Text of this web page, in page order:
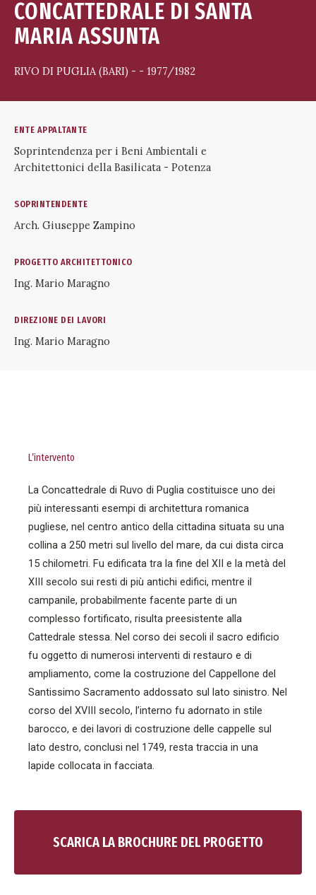
CONCATTEDRALE DI SANTA
MARIA ASSUNTA
RIVO DI PUGLIA (BARI) - - 1977/1982
ENTE APPALTANTE
Soprintendenza per i Beni Ambientali e
Architettonici della Basilicata - Potenza
SOPRINTENDENTE
Arch. Giuseppe Zampino
PROGETTO ARCHITETTONICO
Ing. Mario Maragno
DIREZIONE DEI LAVORI
Ing. Mario Maragno
L’intervento
La Concattedrale di Ruvo di Puglia costituisce uno dei
più interessanti esempi di architettura romanica
pugliese, nel centro antico della cittadina situata su una
collina a 250 metri sul livello del mare, da cui dista circa
15 chilometri. Fu edificata tra la fine del XII e la metà del
XIII secolo sui resti di più antichi edifici, mentre il
campanile, probabilmente facente parte di un
complesso fortificato, risulta preesistente alla
Cattedrale stessa. Nel corso dei secoli il sacro edificio
fu oggetto di numerosi interventi di restauro e di
ampliamento, come la costruzione del Cappellone del
Santissimo Sacramento addossato sul lato sinistro. Nel
corso del XVIII secolo, l’interno fu adornato in stile
barocco, e dei lavori di costruzione delle cappelle sul
lato destro, conclusi nel 1749, resta traccia in una
lapide collocata in facciata.
SCARICA LA BROCHURE DEL PROGETTO